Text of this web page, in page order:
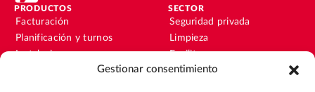
Gestionar consentimiento
PRODUCTOS
Facturación
Planificación y turnos
Instalaciones y
SECTOR
Seguridad privada
Limpieza
Facility
Instalaciones y